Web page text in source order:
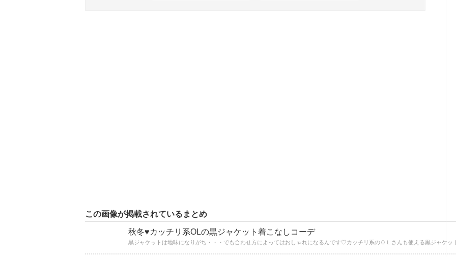
この画像が掲載されているまとめ
秋冬♥カッチリ系OLの黒ジャケット着こなしコーデ
黒ジャケットは地味になりがち・・・でも合わせ方によってはおしゃれになるんです♡カッチリ系のＯＬさんも使える黒ジャケッ